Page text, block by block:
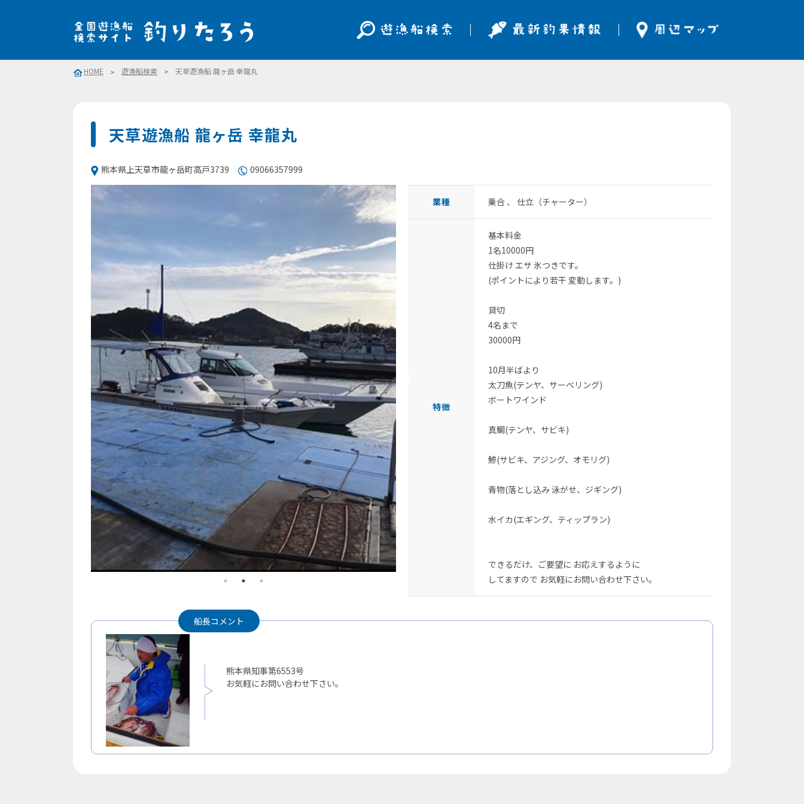
HOME 遊漁船検索 天草遊漁船 龍ヶ岳 幸龍丸
天草遊漁船 龍ヶ岳 幸龍丸
熊本県上天草市龍ヶ岳町高戸3739 09066357999
業種 乗合 、 仕立（チャーター）
特徴
基本料金
1名10000円
仕掛け エサ 氷つきです。
(ポイントにより若干 変動します。)
貸切
4名まで
30000円
10月半ばより
太刀魚(テンヤ、サーべリング)
ボートワインド
真鯛(テンヤ、サビキ)
鯵(サビキ、アジング、オモリグ)
青物(落とし込み 泳がせ、ジギング)
水イカ(エギング、ティップラン)
できるだけ、ご要望に お応えするように
してますので お気軽にお問い合わせ下さい。
船長コメント
熊本県知事第6553号
お気軽にお問い合わせ下さい。